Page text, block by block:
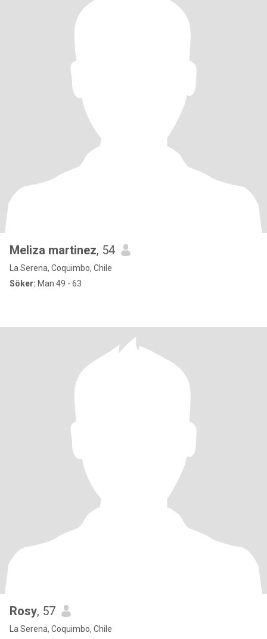
Meliza martinez, 54
La Serena, Coquimbo, Chile
Söker: Man 49 - 63
Rosy, 57
La Serena, Coquimbo, Chile